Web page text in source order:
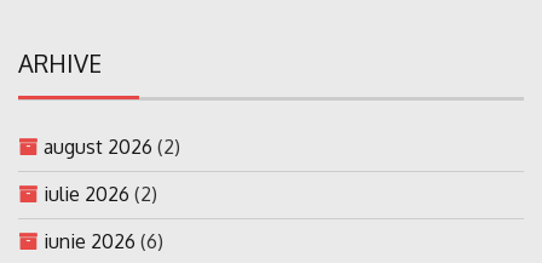
ARHIVE
august 2026 (2)
iulie 2026 (2)
iunie 2026 (6)